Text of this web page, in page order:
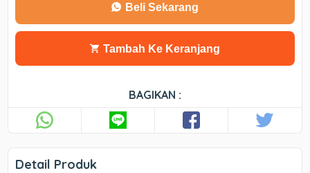
Beli Sekarang
Tambah Ke Keranjang
BAGIKAN :
Detail Produk